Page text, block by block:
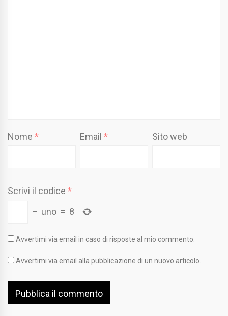
Nome * Email* Sito web
Scrivi il codice *
− uno = 8
Avvertimi via email in caso di risposte al mio commento.
Avvertimi via email alla pubblicazione di un nuovo articolo.